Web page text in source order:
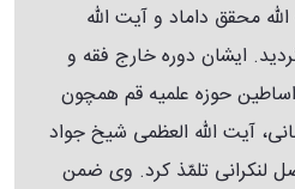
محقق داماد و آیت‌ الله
ایشان دوره خارج فقه و
حوزه علمیه قم همچون
آیت‌ الله العظمی شیخ جواد
لنکرانی تلمّذ کرد. وی ضمن